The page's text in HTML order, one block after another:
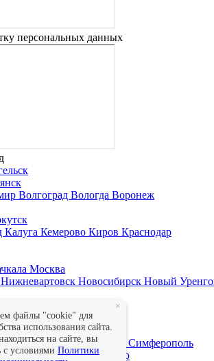
персональных данных
Волгоград Вологда Воронеж
Калуга Кемерово Киров Краснодар
Москва
Нижневартовск Новосибирск Новый
СаратовСевастополь Симферополь
СургутСыктывкар
×
файлы "cookie" для
использования сайта.
на сайте, вы
с условиями Политики